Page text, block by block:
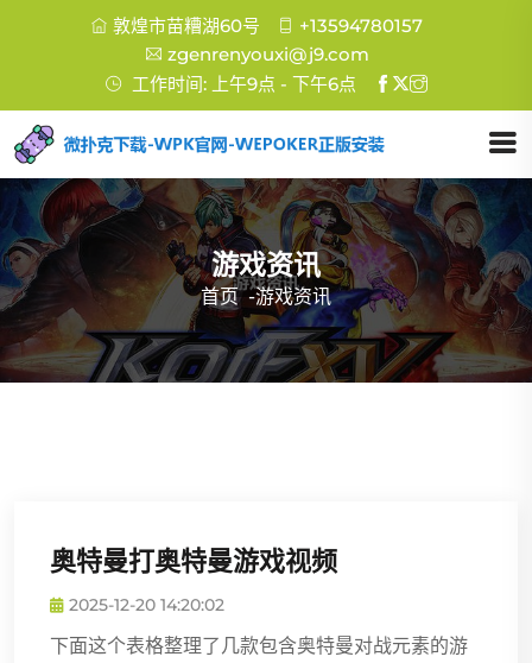
敦煌市苗糟湖60号
+13594780157
zgenrenyouxi@j9.com
工作时间: 上午9点 - 下午6点
游戏资讯
首页 -游戏资讯
奥特曼打奥特曼游戏视频
2025-12-20 14:20:02
下面这个表格整理了几款包含奥特曼对战元素的游